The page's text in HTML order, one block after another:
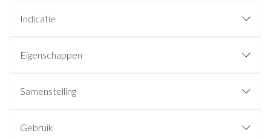
Indicatie
Eigenschappen
Samenstelling
Gebruik